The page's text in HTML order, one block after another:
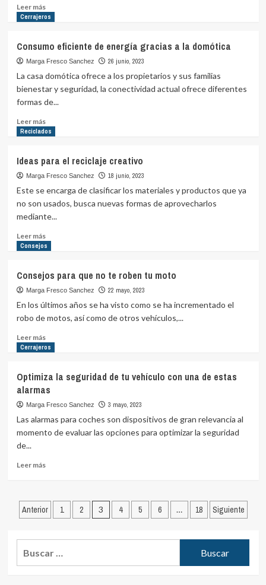
Leer másLeer
más
en
el
garaje
comunitario?
Pueden
seguir
consejos
Cerrajeros
Consumo eficiente de energía gracias a la domótica
Marga Fresco Sanchez 26 junio, 2023
La casa domótica ofrece a los propietarios y sus familias
bienestar y seguridad, la conectividad actual ofrece diferentes
formas de...
Leer másLeer
más
eficiente
de
energía
gracias
la
Reciclados
Ideas para el reciclaje creativo
Marga Fresco Sanchez 18 junio, 2023
Este se encarga de clasificar los materiales y productos que ya
no son usados, busca nuevas formas de aprovecharlos
mediante...
Leer másLeer
más
para
el
reciclaje
Consejos
Consejos para que no te roben tu moto
Marga Fresco Sanchez 22 mayo, 2023
En los últimos años se ha visto como se ha incrementado el
robo de motos, así como de otros vehículos,...
Leer másLeer
más
para
que
no
roben
tu
Cerrajeros
Optimiza la seguridad de tu vehículo con una de estas
alarmas
Marga Fresco Sanchez 3 mayo, 2023
Las alarmas para coches son dispositivos de gran relevancia al
momento de evaluar las opciones para optimizar la seguridad
de...
Leer másLeer
la
seguridad
tu
vehículo
con
Paginación
entradas
Anterior 1 2 3 4 5 6 … 18 Siguiente